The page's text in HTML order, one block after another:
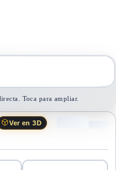
Toca para ampliar.
Ver en 3D